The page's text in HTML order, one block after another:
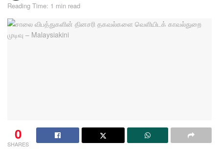
Reading Time: 1 min read
0
SHARES